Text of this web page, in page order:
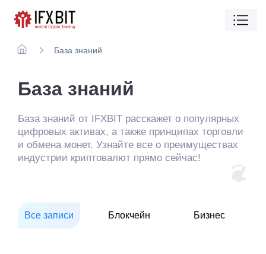
База знаний
База знаний
База знаний от IFXBIT расскажет о популярных
цифровых активах, а также принципах торговли
и обмена монет. Узнайте все о преимуществах
индустрии криптовалют прямо сейчас!
Все записи Блокчейн Бизнес